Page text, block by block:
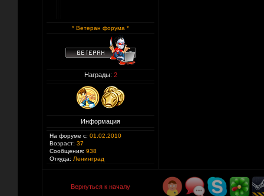
* Ветеран форума *
Награды: 2
Информация
На форуме с: 01.02.2010
Возраст: 37
Сообщения: 938
Откуда: Ленинград
Вернуться к началу